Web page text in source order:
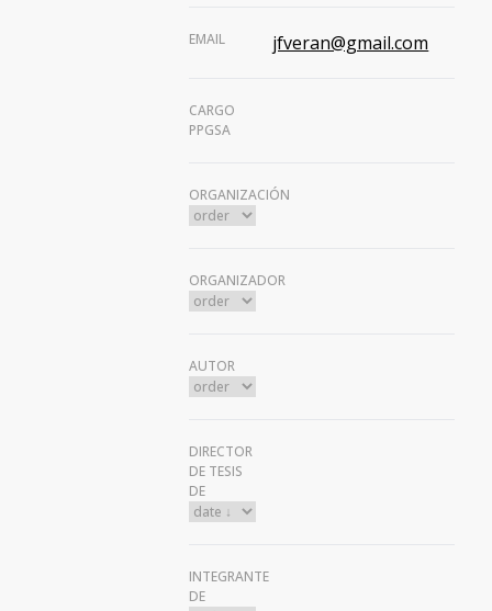
EMAIL jfveran@gmail.com
CARGO
PPGSA
ORGANIZACIÓN
ORGANIZADOR
AUTOR
DIRECTOR
DE TESIS
DE
INTEGRANTE
DE